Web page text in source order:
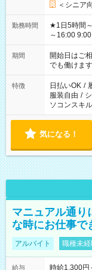
＜シニア
勤務時間
★1日5時間～の時短シフ
～16:00 9:00
の場合、他
せん ※法令
象となりま
り、短時間
期間
開始日はご
でも働けます
特徴 日払いOK /
服装自由 /
ソコンスキ
気になる！
マニュアル通り
な時にお仕事
アルバイト 職種未
給与 時給1,300円